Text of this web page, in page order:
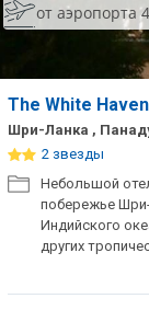
от аэропорта
The White Haven
Шри-Ланка ,
2 звезды
Небольшой
побережье
Индийского
других
Большой Сочи
Экскурсионные
ТОП 10 лучших
ТОП 10